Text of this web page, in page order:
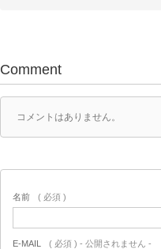
Comment
コメントはありません。
名前 ( 必須 )
E-MAIL ( 必須 ) - 公開されません -